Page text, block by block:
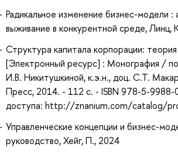
Радикальное изменение бизнес-модели :
выживание в конкурентной среде, Линц,
Структура капитала корпорации:
[Электронный ресурс] : Монография /
И.В. Никитушкиной, к.э.н., доц. С.Т.
Пресс, 2014. - 112 с. - ISBN 978-5-
доступа: http://znanium.com/catalog/
Управленческие концепции и бизнес-
руководство, Хейг, П., 2024